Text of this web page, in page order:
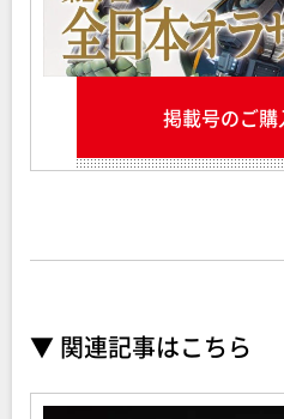
掲載号のご購
▼ 関連記事はこちら